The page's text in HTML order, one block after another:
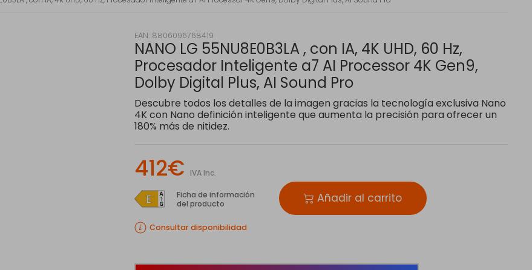
EAN: 8806096768419
NANO LG 55NU8E0B3LA , con IA, 4K UHD, 60 Hz,
Procesador Inteligente a7 AI Processor 4K Gen9,
Dolby Digital Plus, AI Sound Pro
Descubre todos los detalles de la imagen gracias la tecnología exclusiva Nano
4K con Nano definición inteligente que aumenta la precisión para ofrecer un
180% más de nitidez.
412€ IVA Inc.
Ficha de información
del producto
Consultar disponibilidad
Añadir al carrito